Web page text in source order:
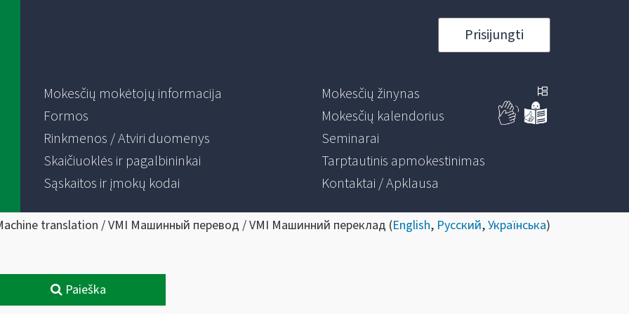
Prisijungti
Mokesčių mokėtojų informacija
Formos
Rinkmenos / Atviri duomenys
Skaičiuoklės ir pagalbininkai
Sąskaitos ir įmokų kodai
Mokesčių žinynas
Mokesčių kalendorius
Seminarai
Tarptautinis apmokestinimas
Kontaktai / Apklausa
translation / VMI Машинный перевод / VMI Машинний переклад (English, Русский,Українська)
Paieška